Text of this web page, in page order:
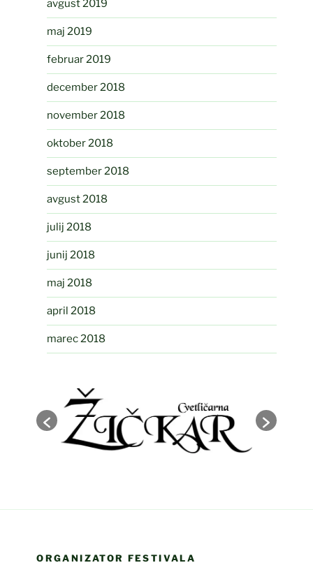
avgust 2019
maj 2019
februar 2019
december 2018
november 2018
oktober 2018
september 2018
avgust 2018
julij 2018
junij 2018
maj 2018
april 2018
marec 2018
ORGANIZATOR FESTIVALA